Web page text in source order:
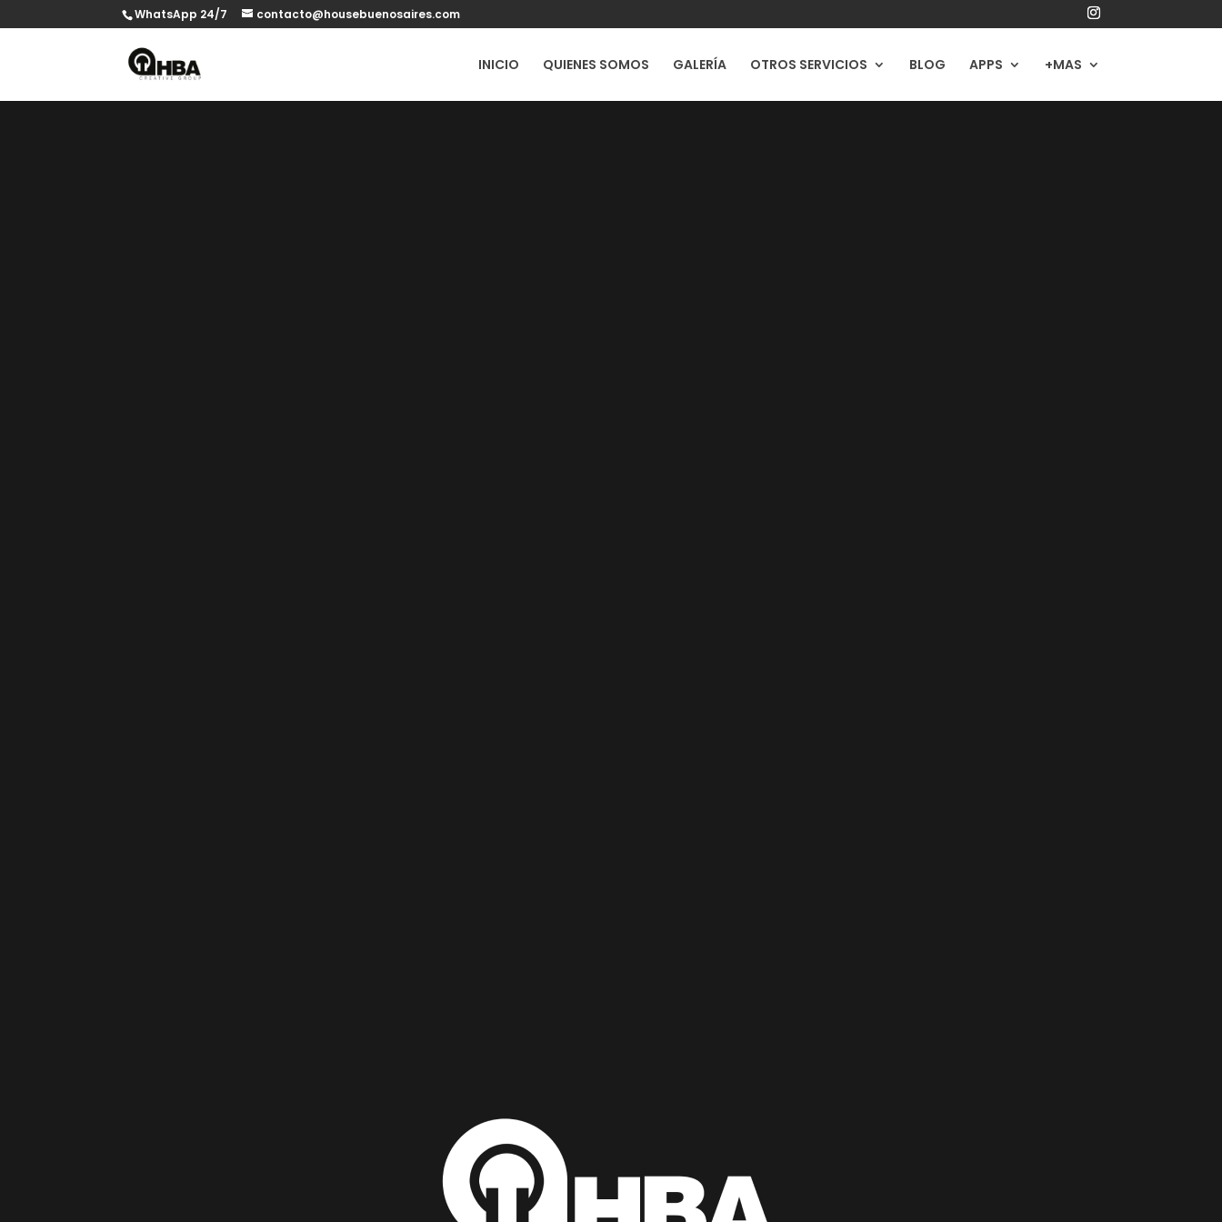
WhatsApp 24/7 contacto@housebuenosaires.com
INICIO QUIENES SOMOS GALERÍA OTROS SERVICIOS BLOG APPS +MAS